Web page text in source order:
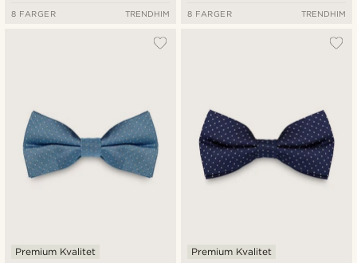
8 FARGER TRENDHIM 8 FARGER TRENDHIM
Premium Kvalitet Premium Kvalitet